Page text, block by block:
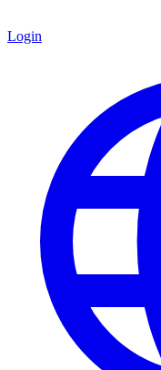
Login